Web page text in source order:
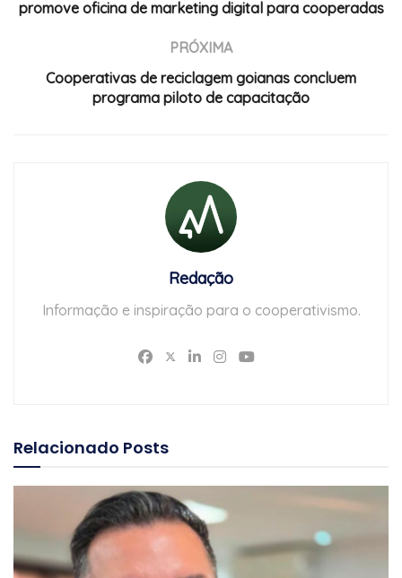
promove oficina de marketing digital para cooperadas
PRÓXIMA
Cooperativas de reciclagem goianas concluem
programa piloto de capacitação
Redação
Informação e inspiração para o cooperativismo.
Relacionado Posts